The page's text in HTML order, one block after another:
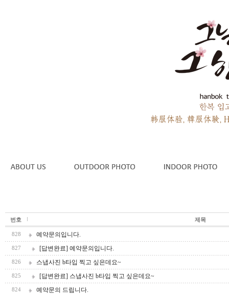
번호 제목
828 예약문의입니다.
827 [답변완료] 예약문의입니다.
826 스냅사진 b타입 찍고 싶은데요~
825 [답변완료] 스냅사진 b타입 찍고 싶은데요~
824 예약문의 드립니다.